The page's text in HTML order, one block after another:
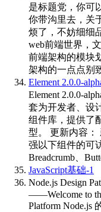
是标题党，你可
你带沟里去，关
烦了，不妨细细
web前端世界，
前端架构的模块
架构的一点点别
Element 2.0.0-
Element 2.0.0-
套为开发者、设
组件库，提供了
型。 更新内容：
强以下组件的可
Breadcrumb、
JavaScript基础-1
Node.js Design
——Welcome to
Platform Node.js